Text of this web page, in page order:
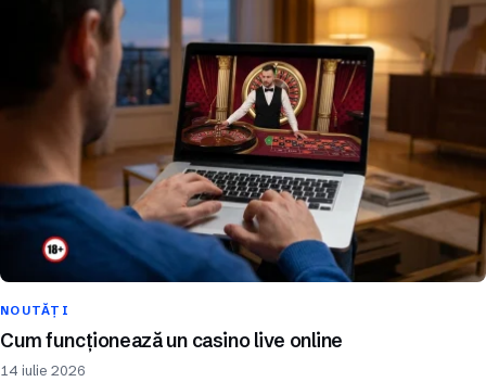
NOUTĂȚI
Cum funcționează un casino live online
14 iulie 2026